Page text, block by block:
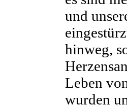
und
hinweg,
Leben
wurden